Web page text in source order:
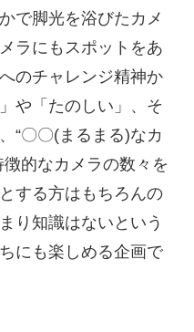
で脚光を浴びたカメ
ラにもスポットをあ
のチャレンジ精神か
や「たのしい」、そ
“〇〇(まるまる)なカ
的なカメラの数々を
する方はもちろんの
り知識はないという
にも楽しめる企画で